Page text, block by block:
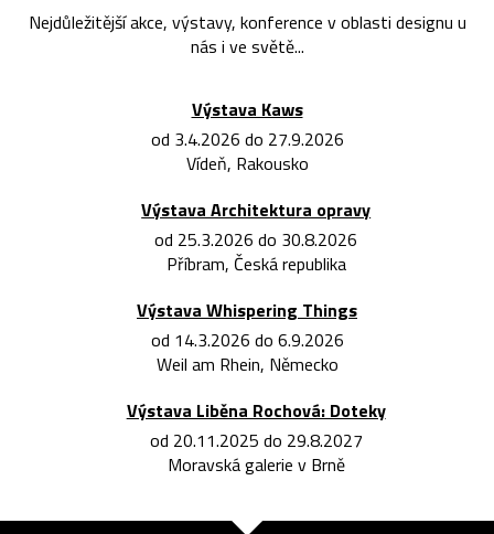
Nejdůležitější akce, výstavy, konference v oblasti designu u
nás i ve světě...
Výstava Kaws
od 3.4.2026 do 27.9.2026
Vídeň, Rakousko
Výstava Architektura opravy
od 25.3.2026 do 30.8.2026
Příbram, Česká republika
Výstava Whispering Things
od 14.3.2026 do 6.9.2026
Weil am Rhein, Německo
Výstava Liběna Rochová: Doteky
od 20.11.2025 do 29.8.2027
Moravská galerie v Brně